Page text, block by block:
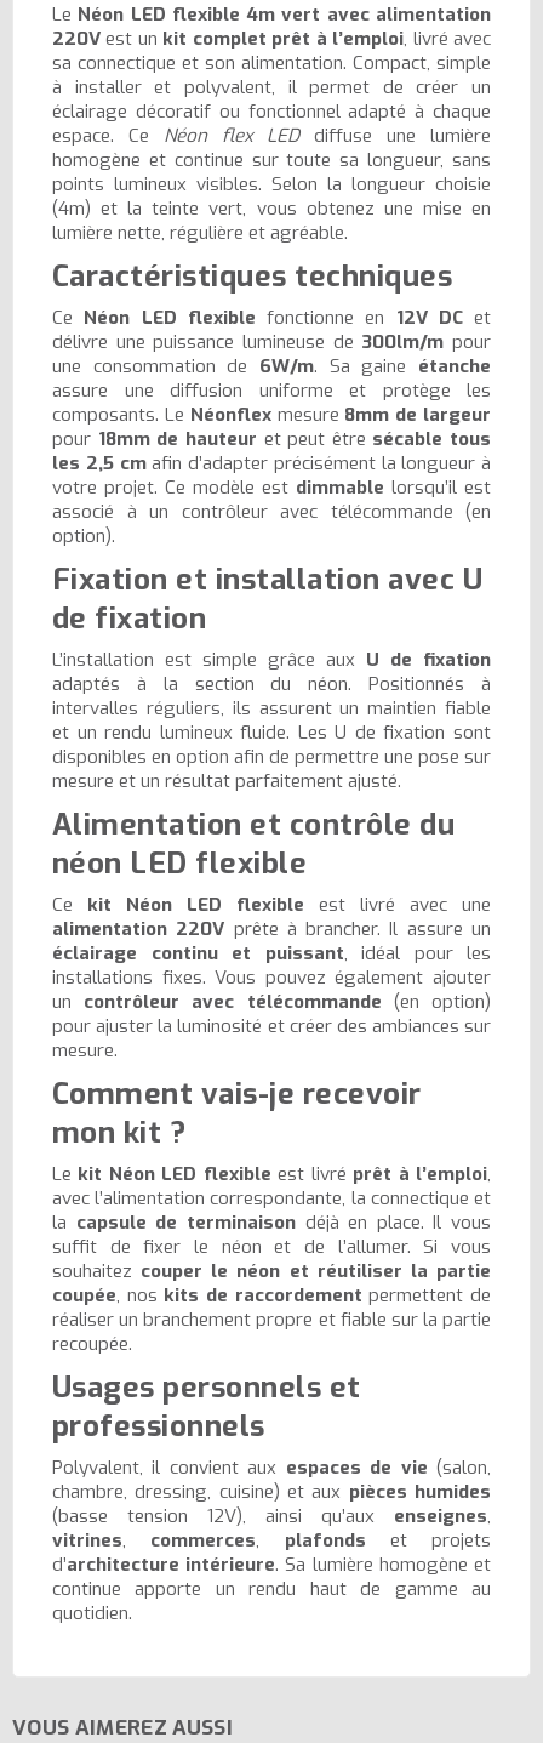
Le Néon LED flexible 4m vert avec alimentation
220V est un kit complet prêt à l’emploi, livré avec
sa connectique et son alimentation. Compact, simple
à installer et polyvalent, il permet de créer un
éclairage décoratif ou fonctionnel adapté à chaque
espace. Ce Néon flex LEDdiffuse une lumière
homogène et continue sur toute sa longueur, sans
points lumineux visibles. Selon la longueur choisie
(4m) et la teinte vert, vous obtenez une mise en
lumière nette, régulière et agréable.
Caractéristiques techniques
Ce Néon LED flexible fonctionne en 12V DCet
délivre une puissance lumineuse de 300lm/m pour
une consommation de 6W/m. Sa gaine étanche
assure une diffusion uniforme et protège les
composants. Le Néonflexmesure 8mm de largeur
pour 18mm de hauteur et peut être sécable tous
les 2,5 cmafin d’adapter précisément la longueur à
votre projet. Ce modèle est dimmable lorsqu’il est
associé à un contrôleur avec télécommande (en
option).
Fixation et installation avec U
de fixation
L’installation est simple grâce aux U de fixation
adaptés à la section du néon. Positionnés à
intervalles réguliers, ils assurent un maintien fiable
et un rendu lumineux fluide. Les U de fixation sont
disponibles en option afin de permettre une pose sur
mesure et un résultat parfaitement ajusté.
Alimentation et contrôle du
néon LED flexible
Ce kit Néon LED flexible est livré avec une
alimentation 220V prête à brancher. Il assure un
éclairage continu et puissant, idéal pour les
installations fixes. Vous pouvez également ajouter
un contrôleur avec télécommande (en option)
pour ajuster la luminosité et créer des ambiances sur
mesure.
Comment vais-je recevoir
mon kit ?
Le kit Néon LED flexible est livré prêt à l’emploi,
avec l’alimentation correspondante, la connectique et
la capsule de terminaisondéjà en place. Il vous
suffit de fixer le néon et de l’allumer. Si vous
souhaitez couper le néon et réutiliser la partie
coupée, nos kits de raccordement permettent de
réaliser un branchement propre et fiable sur la partie
recoupée.
Usages personnels et
professionnels
Polyvalent, il convient aux espaces de vie (salon,
chambre, dressing, cuisine) et aux pièces humides
(basse tension 12V), ainsi qu’aux enseignes,
vitrines, commerces, plafonds et projets
d’architecture intérieure. Sa lumière homogène et
continue apporte un rendu haut de gamme au
quotidien.
VOUS AIMEREZ AUSSI